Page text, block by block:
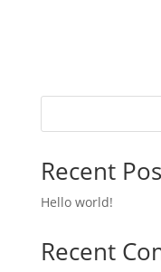
Recent
Hello world!
Recent